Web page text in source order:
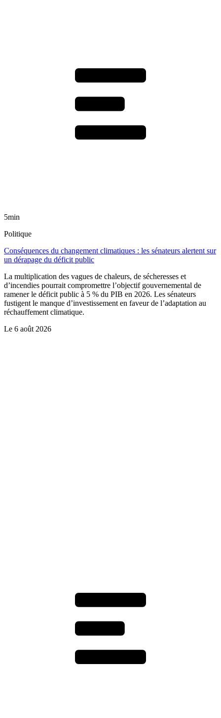
5min
Politique
Conséquences du changement climatiques : les sénateurs alertent sur
un dérapage du déficit public
La multiplication des vagues de chaleurs, de sécheresses et
d’incendies pourrait compromettre l’objectif gouvernemental de
ramener le déficit public à 5 % du PIB en 2026. Les sénateurs
fustigent le manque d’investissement en faveur de l’adaptation au
réchauffement climatique.
Le 6 août 2026